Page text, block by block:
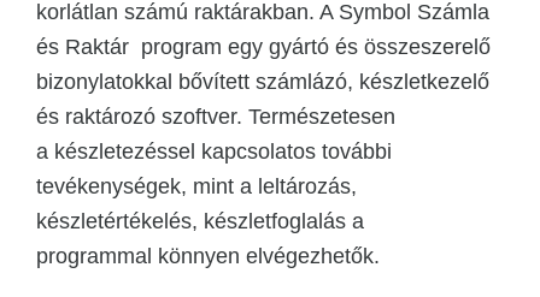
korlátlan számú raktárakban. A Symbol Számla
és Raktár program egy gyártó és összeszerelő
bizonylatokkal bővített számlázó, készletkezelő
és raktározó szoftver. Természetesen
a készletezéssel kapcsolatos további
tevékenységek, mint a leltározás,
készletértékelés, készletfoglalás a
programmal könnyen elvégezhetők.